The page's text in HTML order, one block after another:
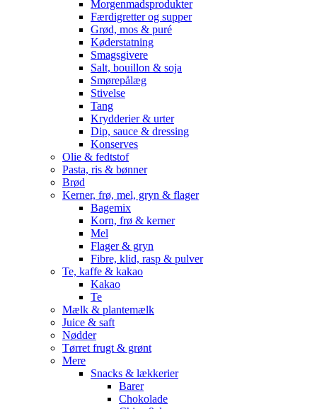
Morgenmadsprodukter
Færdigretter og supper
Grød, mos & puré
Køderstatning
Smagsgivere
Salt, bouillon & soja
Smørepålæg
Stivelse
Tang
Krydderier & urter
Dip, sauce & dressing
Konserves
Olie & fedtstof
Pasta, ris & bønner
Brød
Kerner, frø, mel, gryn & flager
Bagemix
Korn, frø & kerner
Mel
Flager & gryn
Fibre, klid, rasp & pulver
Te, kaffe & kakao
Kakao
Te
Mælk & plantemælk
Juice & saft
Nødder
Tørret frugt & grønt
Mere
Snacks & lækkerier
Barer
Chokolade